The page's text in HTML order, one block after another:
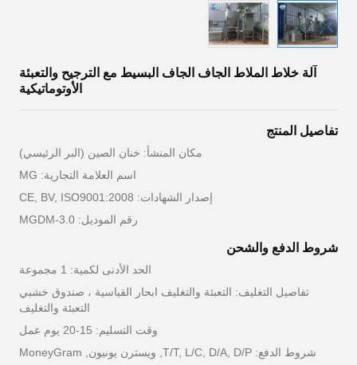
آلة خلاط الملاط الجاف الجاف البسيط مع الترجيح والتعبئة
الأوتوماتيكية
تفاصيل المنتج
مكان المنشأ: خنان الصين (البر الرئيسي)
اسم العلامة التجارية: MG
إصدار الشهادات: CE, BV, ISO9001:2008
رقم الموديل: MGDM-3.0
شروط الدفع والشحن
الحد الأدنى لكمية: 1 مجموعة
تفاصيل التغليف: التعبئة والتغليف ابحار القياسية ، صندوق خشبي
التعبئة والتغليف
وقت التسليم: 15-20 يوم عمل
شروط الدفع: T/T, L/C, D/A, D/P, ويسترن يونيون, MoneyGram